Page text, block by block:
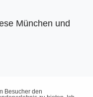
München und